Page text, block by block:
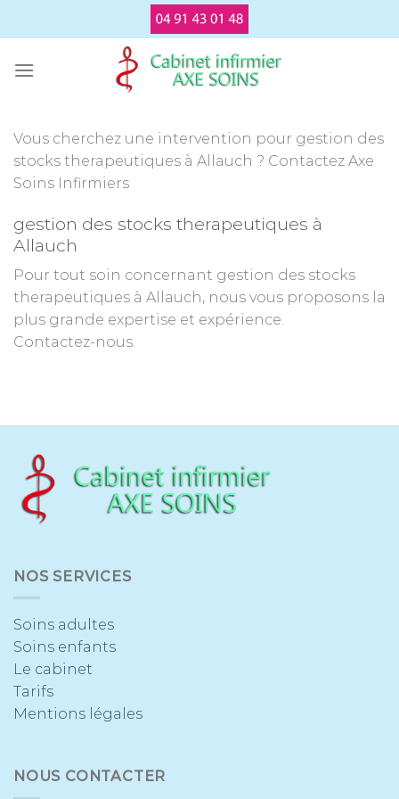
Vous cherchez une intervention pour gestion des
stocks therapeutiques à Allauch ? Contactez Axe
Soins Infirmiers
gestion des stocks therapeutiques à
Allauch
Pour tout soin concernant gestion des stocks
therapeutiques à Allauch, nous vous proposons la
plus grande expertise et expérience.
Contactez-nous.
NOS SERVICES
Soins adultes
Soins enfants
Le cabinet
Tarifs
Mentions légales
NOUS CONTACTER